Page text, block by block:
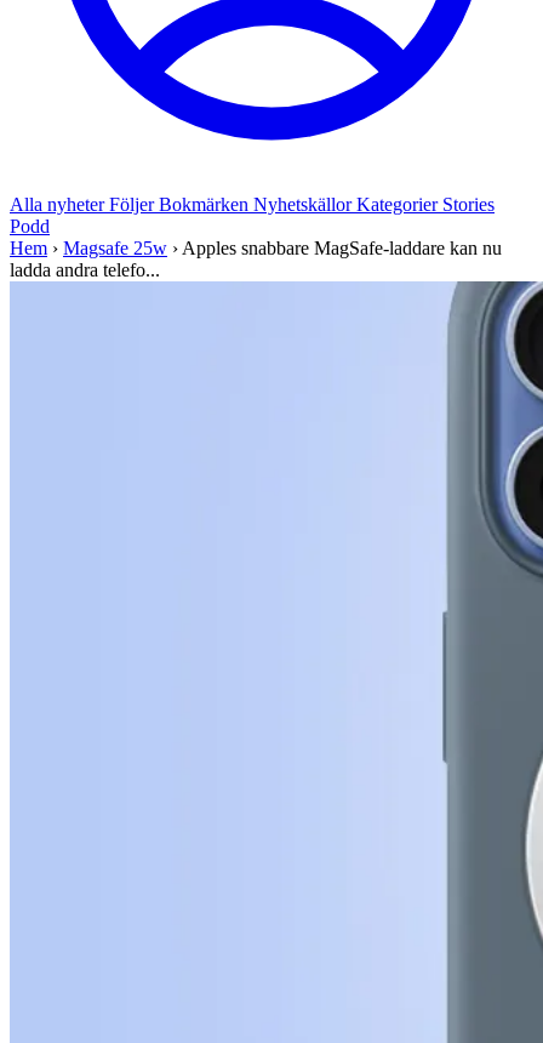
Alla nyheterFöljerBokmärken NyhetskällorKategorier Stories
Podd
Hem › Magsafe 25w › Apples snabbare MagSafe-laddare kan nu
ladda andra telefo...